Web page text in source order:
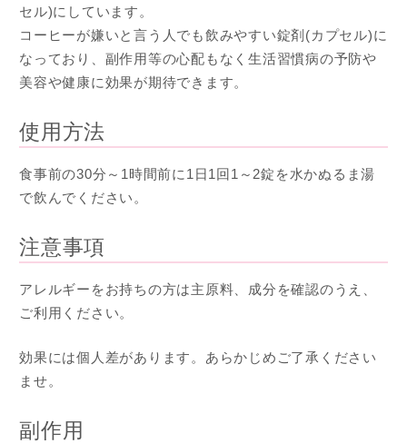
セル)にしています。
コーヒーが嫌いと言う人でも飲みやすい錠剤(カプセル)に
なっており、副作用等の心配もなく生活習慣病の予防や
美容や健康に効果が期待できます。
使用方法
食事前の30分～1時間前に1日1回1～2錠を水かぬるま湯
で飲んでください。
注意事項
アレルギーをお持ちの方は主原料、成分を確認のうえ、
ご利用ください。
効果には個人差があります。あらかじめご了承ください
ませ。
副作用